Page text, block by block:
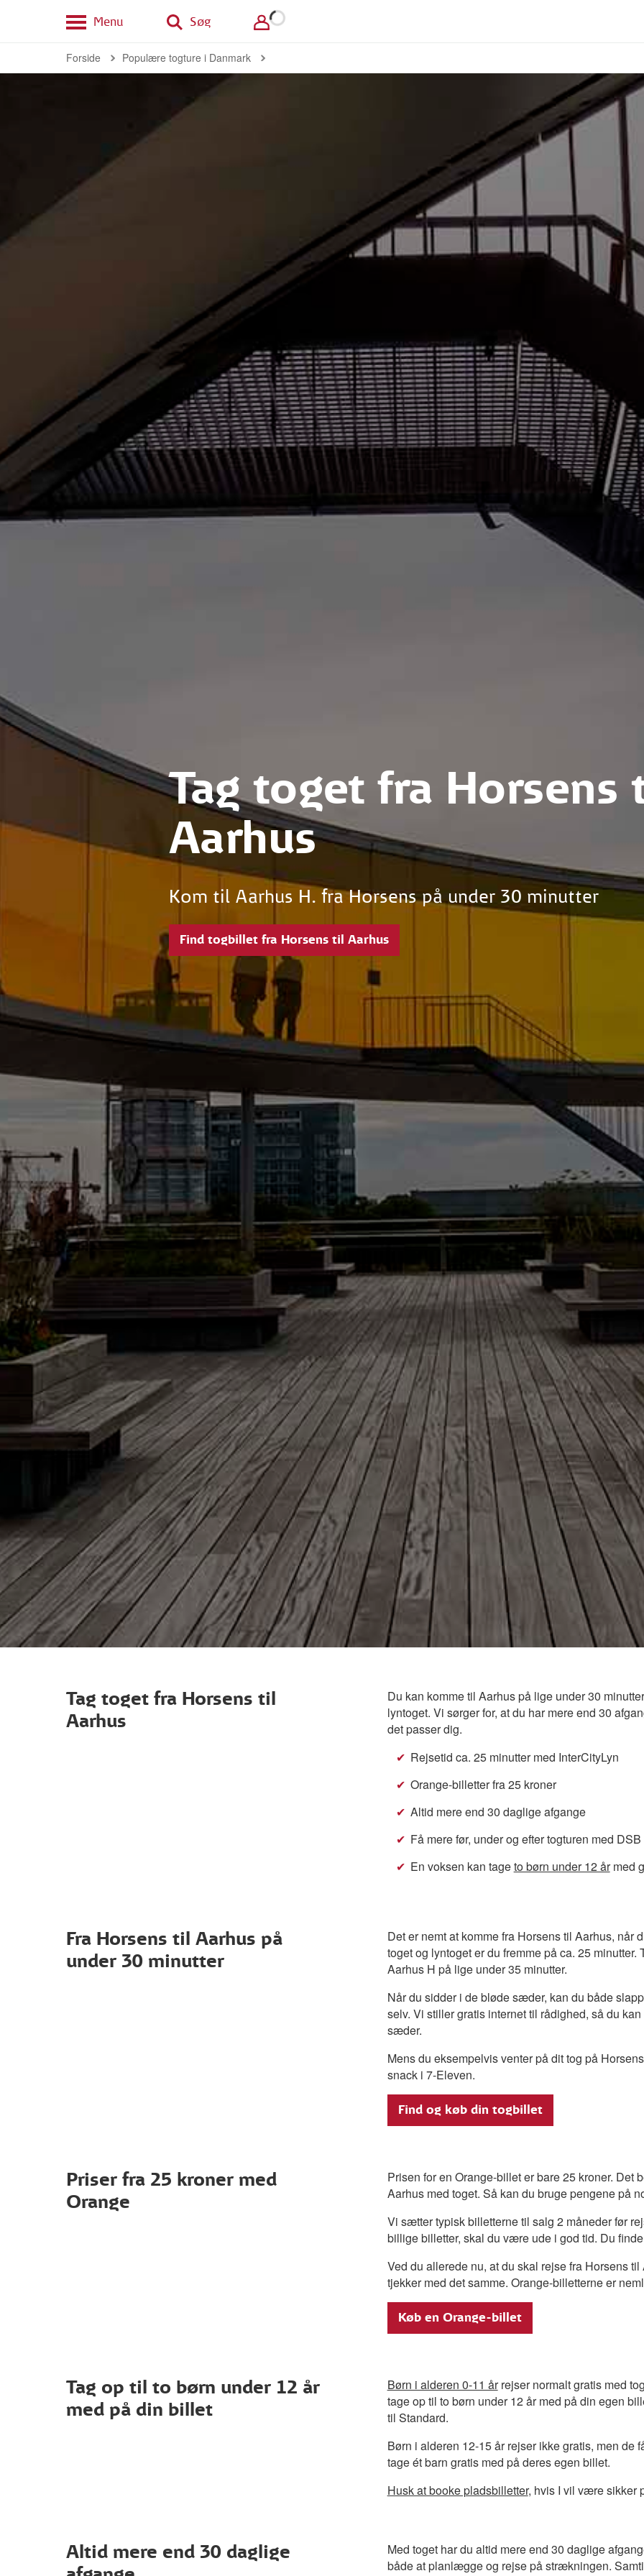
Menu Søg
Forside Populære togture i Danmark
Tag toget fra Horsens
Aarhus
Kom til Aarhus H. fra Horsens på under 30 minutter
Find togbillet fra Horsens til Aarhus
Tag toget fra Horsens til
Aarhus
Du kan komme til Aarhus på lige under 30
lyntoget. Vi sørger for, at du har mere end 30
det passer dig.
Rejsetid ca. 25 minutter med InterCityLyn
Orange-billetter fra 25 kroner
Altid mere end 30 daglige afgange
Få mere før, under og efter togturen med DSB
En voksen kan tageto børn under 12 årmed
Fra Horsens til Aarhus på
under 30 minutter
Det er nemt at komme fra Horsens til Aarhus, når
toget og lyntoget er du fremme på ca. 25
Aarhus H på lige under 35 minutter.
Når du sidder i de bløde sæder, kan du både
selv. Vi stiller gratis internet til rådighed, så du
sæder.
Mens du eksempelvis venter på dit tog på
snack i 7-Eleven.
Find og køb din togbillet
Priser fra 25 kroner med
Orange
Prisen for en Orange-billet er bare 25 kroner. Det
Aarhus med toget. Så kan du bruge pengene på
Vi sætter typisk billetterne til salg 2 måneder før
billige billetter, skal du være ude i god tid. Du
Ved du allerede nu, at du skal rejse fra Horsens
tjekker med det samme. Orange-billetterne er
Køb en Orange-billet
Tag op til to børn under 12 år
med på din billet
Børn i alderen 0-11 årrejser normalt gratis med
tage op til to børn under 12 år med på din egen
til Standard.
Børn i alderen 12-15 år rejser ikke gratis, men de
tage ét barn gratis med på deres egen billet.
Husk at booke pladsbilletter, hvis I vil være sikker
Altid mere end 30 daglige
Med toget har du altid mere end 30 daglige
både at planlægge og rejse på strækningen.